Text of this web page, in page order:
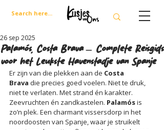
Palamós, Costa Brava – Complete Reisgids
voor het Leukste Havenstadje van Spanje
26 sep 2025
Er zijn van die plekken aan de Costa
Brava die precies goed voelen. Niet te druk,
niet te verlaten. Met strand én karakter.
Zeevruchten én zandkastelen. Palamós is
zo’n plek. Een charmant vissersdorp in het
noordoosten van Spanje, waar je struikelt